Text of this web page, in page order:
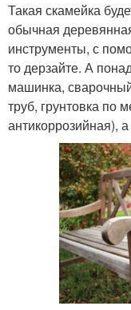
Такая скамейка
обычная
инструменты, с
то дерзайте. А
машинка,
труб, грунтовка по
антикоррозийная),